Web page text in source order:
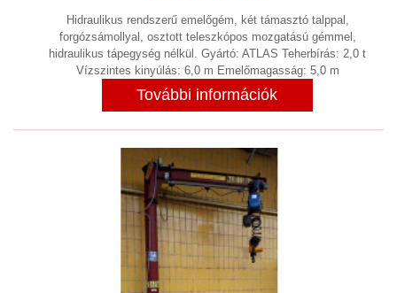
SZOFTVER
TARTÁLY, LÉGTARTÁLY VÁKUUM
TARTÁLY KONTÉNERKÚT (7)
TOLÓZÁR
TRANSZFORMÁTOR,
EGYENIRÁNYÍTÓ, TÁPEGYSÉG,
FÁZISJAVÍTÓ
ULTRAHANGOS TISZTITÓ
BERENDEZÉS
Hidraulikus rendszerű emelőgém, két támasztó talppal,
forgózsámollyal, osztott teleszkópos mozgatású gémmel,
hidraulikus tápegység nélkül. Gyártó: ATLAS Teherbírás: 2,0 t
Vízszintes kinyúlás: 6,0 m Emelőmagasság: 5,0 m
További információk